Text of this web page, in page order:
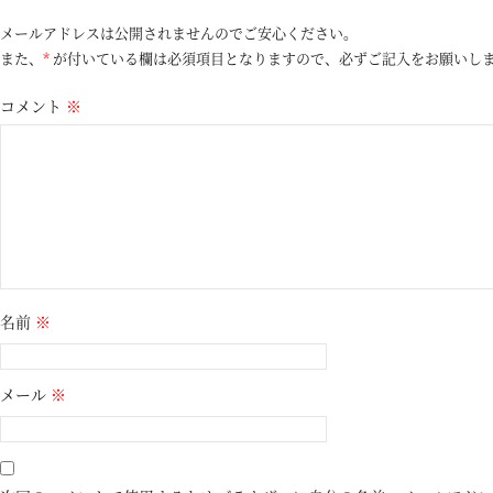
メールアドレスは公開されませんのでご安心ください。
また、 * が付いている欄は必須項目となりますので、必ずご記入をお願いし
コメント ※
名前 ※
メール ※